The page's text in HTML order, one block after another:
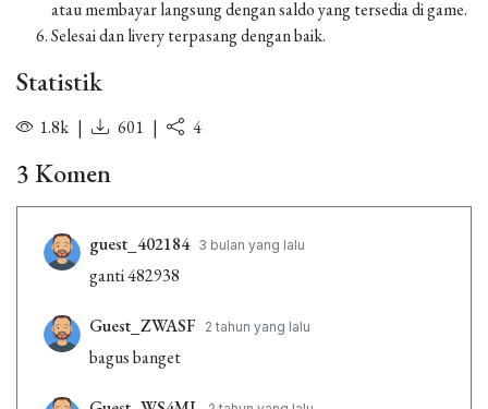
atau membayar langsung dengan saldo yang tersedia di game.
Selesai dan livery terpasang dengan baik.
Statistik
1.8k | 601 | 4
3 Komen
guest_402184 3 bulan yang lalu
ganti 482938
Guest_ZWASF 2 tahun yang lalu
bagus banget